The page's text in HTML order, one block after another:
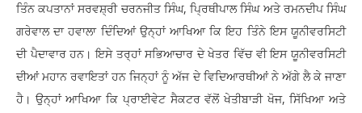
ਤਿੰਨ ਕਪਤਾਨਾਂ ਸਰਵਸ਼੍ਰੀ ਚਰਨਜੀਤ ਸਿੰਘ, ਪ੍ਰਿਥੀਪਾਲ ਸਿੰਘ ਅਤੇ ਰਮਨਦੀਪ ਸਿੰਘ
ਗਰੇਵਾਲ ਦਾ ਹਵਾਲਾ ਦਿੰਦਿਆਂ ਉਨ੍ਹਾਂ ਆਖਿਆ ਕਿ ਇਹ ਤਿੰਨੇ ਇਸ ਯੂਨੀਵਰਸਿਟੀ
ਦੀ ਪੈਦਾਵਾਰ ਹਨ। ਇਸੇ ਤਰ੍ਹਾਂ ਸਭਿਆਚਾਰ ਦੇ ਖੇਤਰ ਵਿੱਚ ਵੀ ਇਸ ਯੂਨੀਵਰਸਿਟੀ
ਦੀਆਂ ਮਹਾਨ ਰਵਾਇਤਾਂ ਹਨ ਜਿਨ੍ਹਾਂ ਨੂੰ ਅੱਜ ਦੇ ਵਿਦਿਆਰਥੀਆਂ ਨੇ ਅੱਗੇ ਲੈ ਕੇ ਜਾਣਾ
ਹੈ। ਉਨ੍ਹਾਂ ਆਖਿਆ ਕਿ ਪ੍ਰਾਈਵੇਟ ਸੈਕਟਰ ਵੱਲੋਂ ਖੇਤੀਬਾੜੀ ਖੋਜ, ਸਿੱਖਿਆ ਅਤੇ